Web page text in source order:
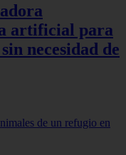
artificial para
necesidad de